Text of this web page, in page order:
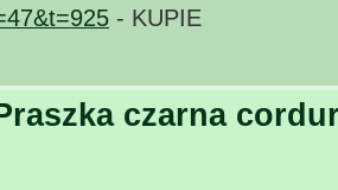
- KUPIE
czarna